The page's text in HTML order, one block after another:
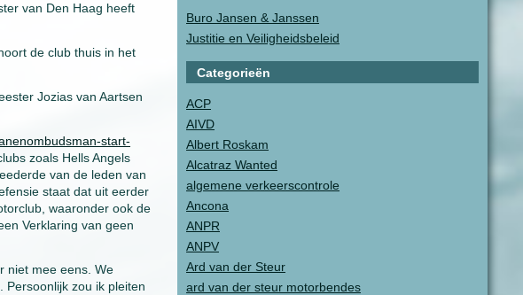
Buro Jansen & Janssen
Justitie en Veiligheidsbeleid
Categorieën
ACP
AIVD
Albert Roskam
Alcatraz Wanted
algemene verkeerscontrole
Ancona
ANPR
ANPV
Ard van der Steur
ard van der steur motorbendes
van Den Haag heeft
de club thuis in het
Jozias van Aartsen
start-
zoals Hells Angels
van de leden van
staat dat uit eerder
waaronder ook de
Verklaring van geen
niet mee eens. We
zou ik pleiten